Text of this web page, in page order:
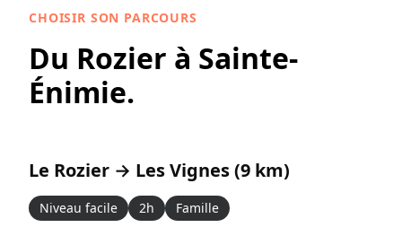
CHOISIR SON PARCOURS
Du Rozier à Sainte-
Énimie.
Le Rozier → Les Vignes (9 km)
Niveau facile 2h Famille